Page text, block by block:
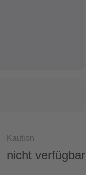
Kaution
nicht verfügbar